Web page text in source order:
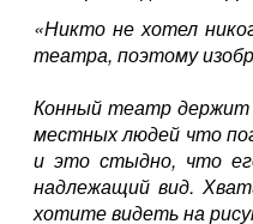
«Никто не хотел
театра, поэтому
Конный театр держит
местных людей что
и это стыдно, что
надлежащий вид.
хотите видеть на